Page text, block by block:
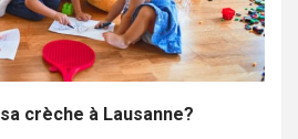
crèche à Lausanne?